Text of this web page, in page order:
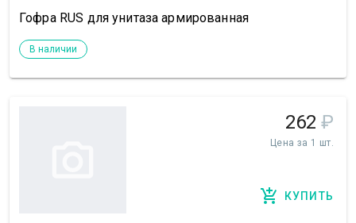
Гофра RUS для унитаза армированная
В наличии
262 ₽
Цена за 1 шт.
КУПИТЬ